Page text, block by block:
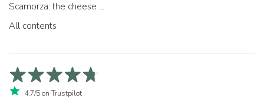
Scamorza: the cheese ...
All contents
4,7/5 on Trustpilot